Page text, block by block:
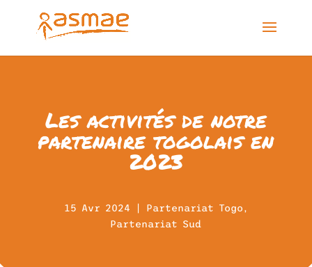
Les activités de notre
partenaire togolais en
2023
15 Avr 2024 Partenariat Togo,
Partenariat Sud